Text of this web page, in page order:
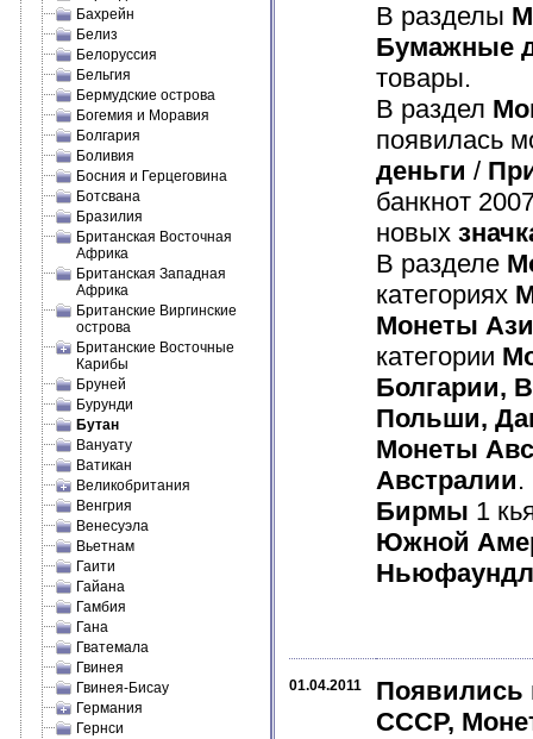
Бахрейн
Белиз
Белоруссия
Бельгия
Бермудские острова
Богемия и Моравия
Болгария
Боливия
Босния и Герцеговина
Ботсвана
Бразилия
Британская Восточная
Африка
Британская Западная
Африка
Британские Виргинские
острова
Британские Восточные
Карибы
Бруней
Бурунди
Бутан
Вануату
Ватикан
Великобритания
Венгрия
Венесуэла
Вьетнам
Гаити
Гайана
Гамбия
Гана
Гватемала
Гвинея
Гвинея-Бисау
Германия
Гернси
В разделы
Бумажные
товары.
В раздел
появилась
деньги /
банкнот
новых
В разделе
категориях
Монеты
категории
Болгарии,
Польши,
Монеты
Австралии.
Бирмы 1
Южной
01.04.2011
Появились
СССР,